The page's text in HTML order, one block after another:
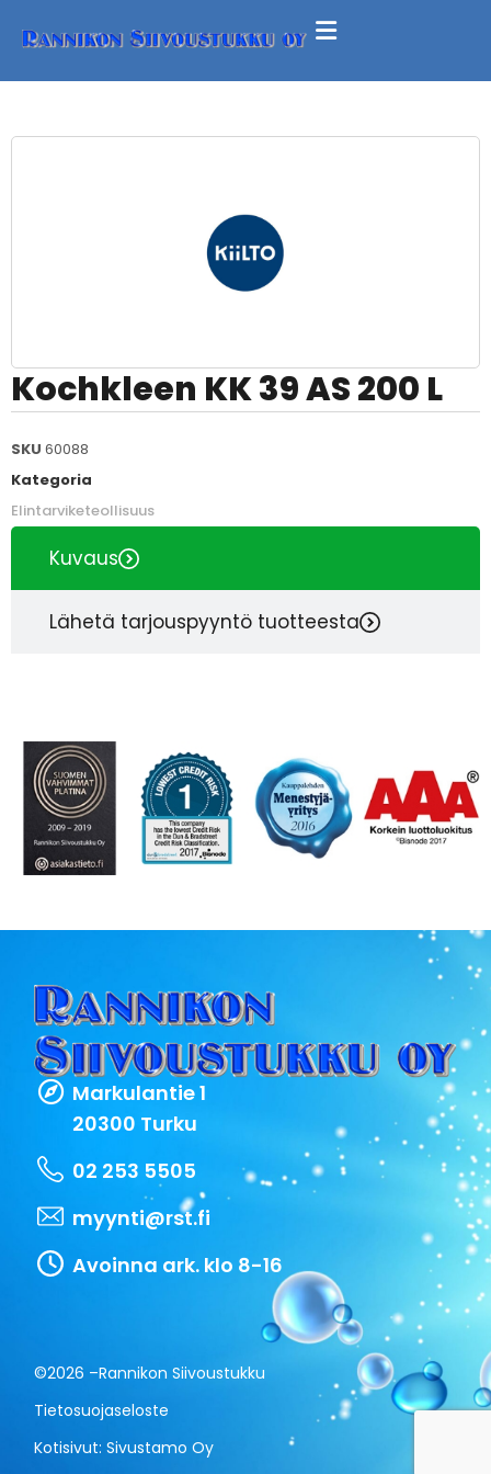
Kochkleen KK 39 AS 200 L
SKU 60088
Kategoria
Elintarviketeollisuus
Kuvaus
Lähetä tarjouspyyntö tuotteesta
Markulantie 1
20300 Turku
02 253 5505
myynti@rst.fi
Avoinna ark. klo 8-16
©2026 –Rannikon Siivoustukku
Tietosuojaseloste
Kotisivut:Sivustamo Oy